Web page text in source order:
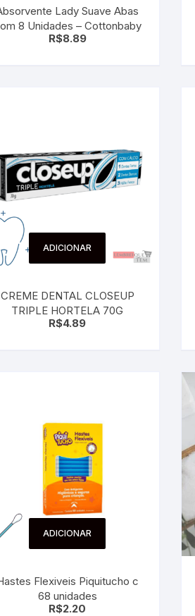
para Bebês e
Pequenas
Lady Suave Abas
8 Unidades – Cottonbaby
R$8.89
ADICIONAR
CREME DENTAL CLOSEUP
TRIPLE HORTELA 70G
R$4.89
ADICIONAR
Flexiveis Piquitucho c
68 unidades
R$2.20